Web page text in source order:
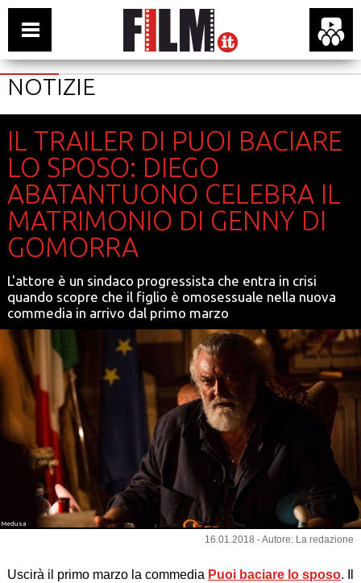
NOTIZIE
IL TRAILER DI PUOI BACIARE
LO SPOSO: DIEGO
ABATANTUONO CELEBRA IL
MATRIMONIO DI GENNY DI
GOMORRA
L'attore è un sindaco progressista che entra in crisi
quando scopre che il figlio è omosessuale nella nuova
commedia in arrivo dal primo marzo
Medusa
16.01.2018 - Autore: La redazione
Uscirà il primo marzo la commedia Puoi baciare lo sposo. Il